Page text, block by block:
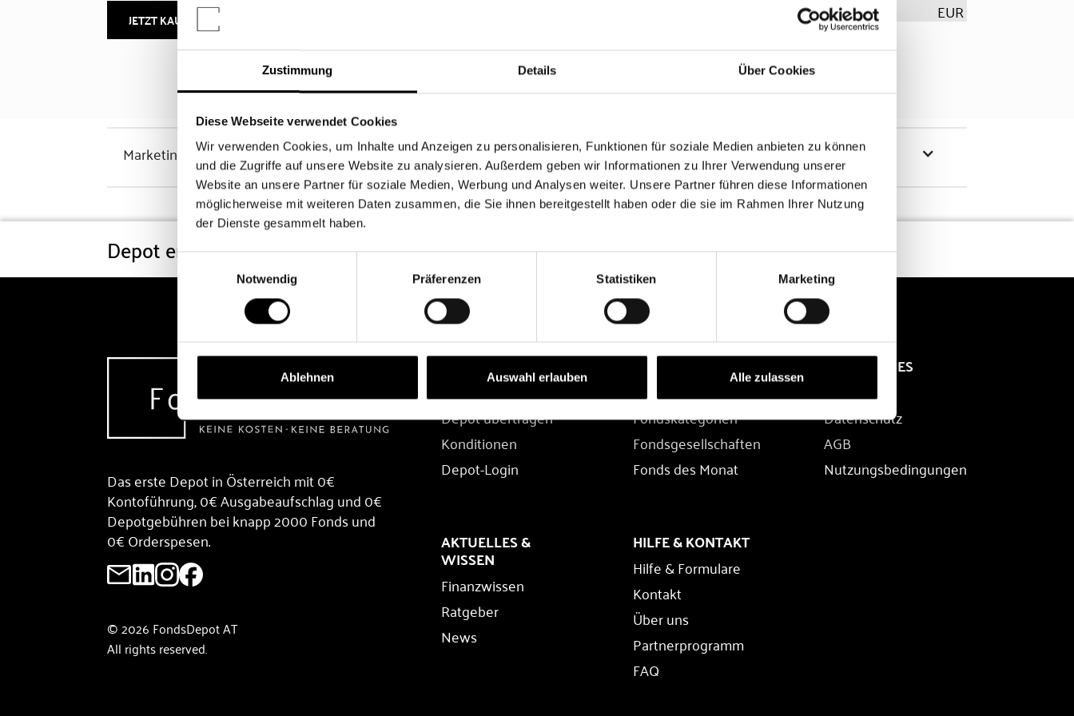
Zustimmung Details Über Cookies
Diese Webseite verwendet Cookies
Wir verwenden Cookies, um Inhalte und Anzeigen zu personalisieren, Funktionen für soziale Medien anbieten zu können
und die Zugriffe auf unsere Website zu analysieren. Außerdem geben wir Informationen zu Ihrer Verwendung unserer
Website an unsere Partner für soziale Medien, Werbung und Analysen weiter. Unsere Partner führen diese Informationen
möglicherweise mit weiteren Daten zusammen, die Sie ihnen bereitgestellt haben oder die sie im Rahmen Ihrer Nutzung
der Dienste gesammelt haben.
Einwilligungsauswahl
Notwendig
Präferenzen Statistiken Marketing
Ablehnen Auswahl erlauben Alle zulassen
JETZT KAUFEN EUR
Marketinghinweis Chancen & Risiken
Depot eröffnen Konditionen Fonds FAQ
Das erste Depot in Österreich mit 0€
Kontoführung, 0€ Ausgabeaufschlag und 0€
Depotgebühren bei knapp 2000 Fonds und
0€ Orderspesen.
© 2026 FondsDepot AT
All rights reserved.
DEPOT
Depot übertragen
Konditionen
Depot-Login
FONDS
Fondssuche
Fondskategorien
Fondsgesellschaften
Fonds des Monat
RECHTLICHES
Impressum
Datenschutz
AGB
Nutzungsbedingungen
AKTUELLES &
WISSEN
Finanzwissen
Ratgeber
News
HILFE & KONTAKT
Hilfe & Formulare
Kontakt
Über uns
Partnerprogramm
FAQ